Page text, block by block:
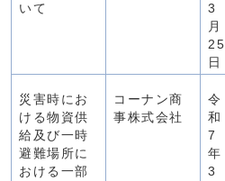
いて
3
月
25
日
災害時にお
ける物資供
給及び一時
避難場所に
おける一部
コーナン商
事株式会社
令
和
7
年
3